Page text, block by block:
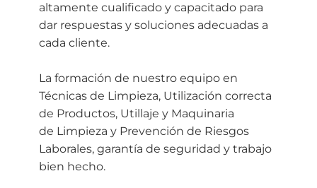
altamente cualificado y capacitado para
dar respuestas y soluciones adecuadas a
cada cliente.
La formación de nuestro equipo en
Técnicas de Limpieza, Utilización correcta
de Productos, Utillaje y Maquinaria
de Limpieza y Prevención de Riesgos
Laborales, garantía de seguridad y trabajo
bien hecho.